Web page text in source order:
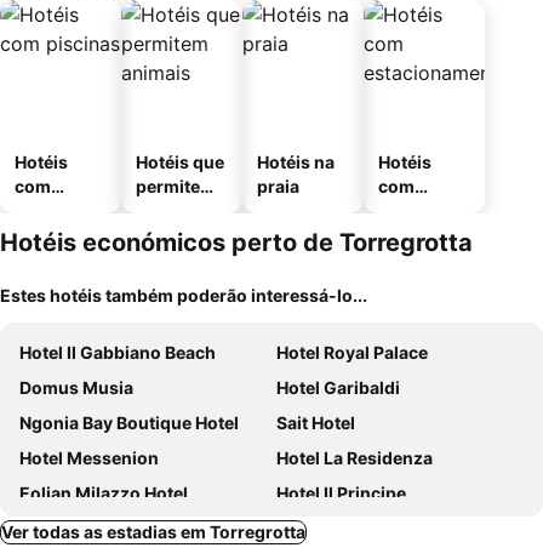
Hotéis
com
Hotéis que
permitem
Hotéis na
praia
Hotéis
com
mento
Hotéis económicos perto de Torregrotta
Estes hotéis também poderão interessá-lo...
Hotel Il Gabbiano Beach
Hotel Royal Palace
Domus Musia
Hotel Garibaldi
Ngonia Bay Boutique Hotel
Sait Hotel
Hotel Messenion
Hotel La Residenza
Eolian Milazzo Hotel
Hotel Il Principe
Europa Palace Hotel
Jolly Charme Suite
Ver todas as estadias em Torregrotta